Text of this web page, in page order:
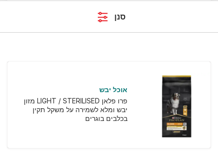
סנן
אוכל יבש
פרו פלאן LIGHT / STERILISED מזון
יבש ומלא לשמירה על משקל תקין
בכלבים בוגרים